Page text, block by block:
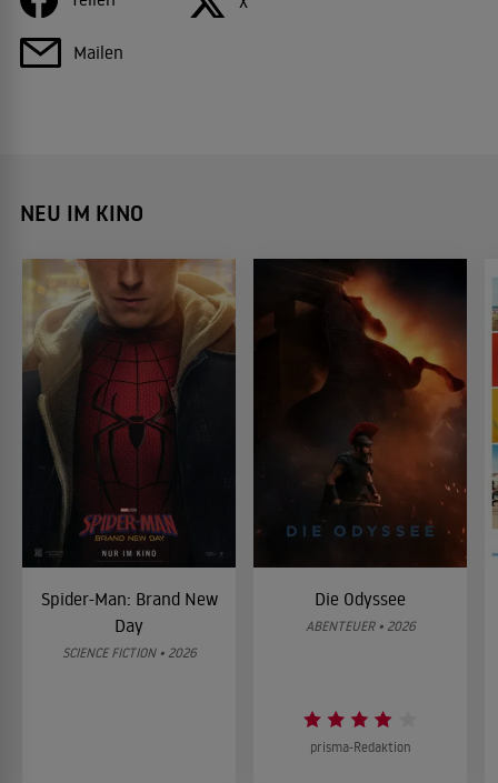
Mailen
NEU IM KINO
Spider-Man: Brand New
Day
SCIENCE FICTION • 2026
Die Odyssee
ABENTEUER • 2026
prisma-Redaktion